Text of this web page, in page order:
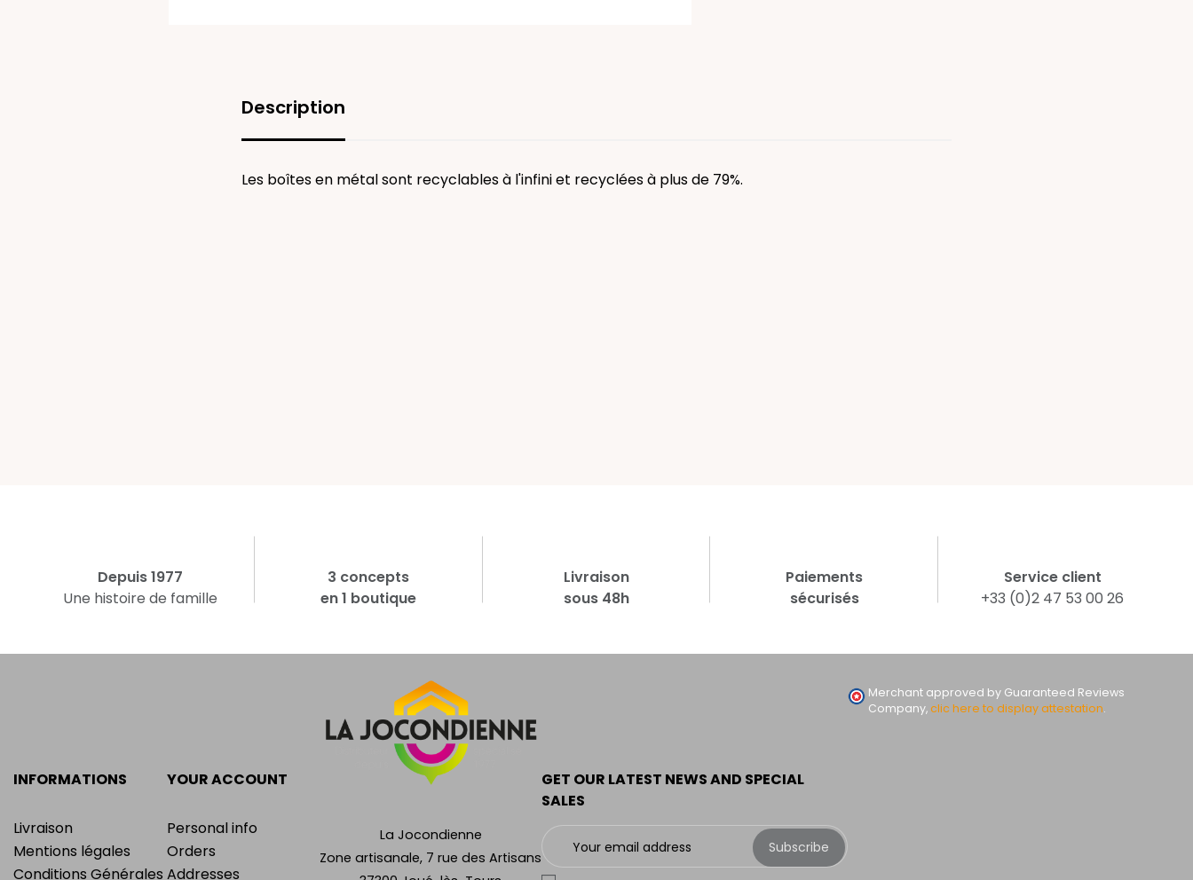
Description
Les boîtes en métal sont recyclables à l'infini et recyclées à plus de 79%.
Depuis 1977
Une histoire de famille
3 concepts
en 1 boutique
Livraison
sous 48h
Paiements
sécurisés
Service client
+33 (0)2 47 53 00 26
INFORMATIONS
Livraison
Mentions légales
Conditions Générales
YOUR ACCOUNT
Personal info
Orders
Addresses
La Jocondienne
Zone artisanale, 7 rue des Artisans
GET OUR LATEST NEWS AND SPECIAL
SALES
Subscribe
Merchant approved by Guaranteed Reviews
Company,clic here to display attestation.